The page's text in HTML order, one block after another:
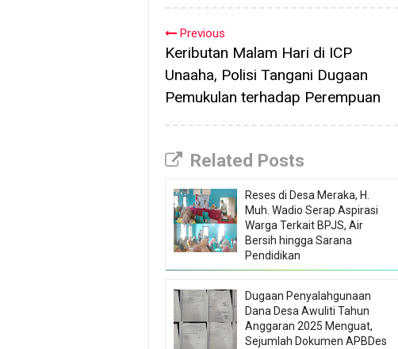
Previous
Keributan Malam Hari di ICP
Unaaha, Polisi Tangani Dugaan
Pemukulan terhadap Perempuan
Related Posts
Reses di Desa Meraka, H.
Muh. Wadio Serap Aspirasi
Warga Terkait BPJS, Air
Bersih hingga Sarana
Pendidikan
Dugaan Penyalahgunaan
Dana Desa Awuliti Tahun
Anggaran 2025 Menguat,
Sejumlah Dokumen APBDes